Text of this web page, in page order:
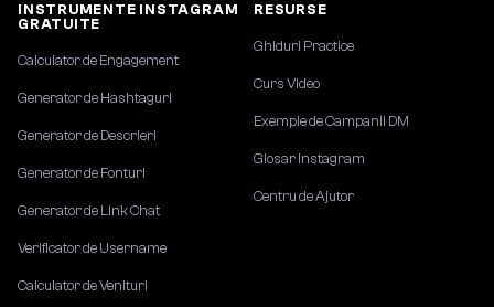
INSTRUMENTE INSTAGRAM
GRATUITE
Calculator de Engagement
Generator de Hashtaguri
Generator de Descrieri
Generator de Fonturi
Generator de Link Chat
Verificator de Username
Calculator de Venituri
RESURSE
Ghiduri Practice
Curs Video
Exemple de Campanii DM
Glosar Instagram
Centru de Ajutor